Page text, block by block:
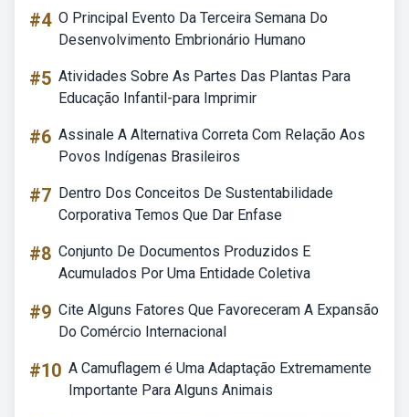
#4 O Principal Evento Da Terceira Semana Do
Desenvolvimento Embrionário Humano
#5 Atividades Sobre As Partes Das Plantas Para
Educação Infantil-para Imprimir
#6 Assinale A Alternativa Correta Com Relação Aos
Povos Indígenas Brasileiros
#7 Dentro Dos Conceitos De Sustentabilidade
Corporativa Temos Que Dar Enfase
#8 Conjunto De Documentos Produzidos E
Acumulados Por Uma Entidade Coletiva
#9 Cite Alguns Fatores Que Favoreceram A Expansão
Do Comércio Internacional
#10 A Camuflagem é Uma Adaptação Extremamente
Importante Para Alguns Animais